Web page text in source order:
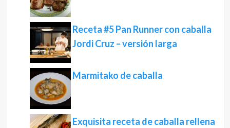
Receta #5 Pan Runner con caballa
Jordi Cruz – versión larga
Marmitako de caballa
Exquisita receta de caballa rellena